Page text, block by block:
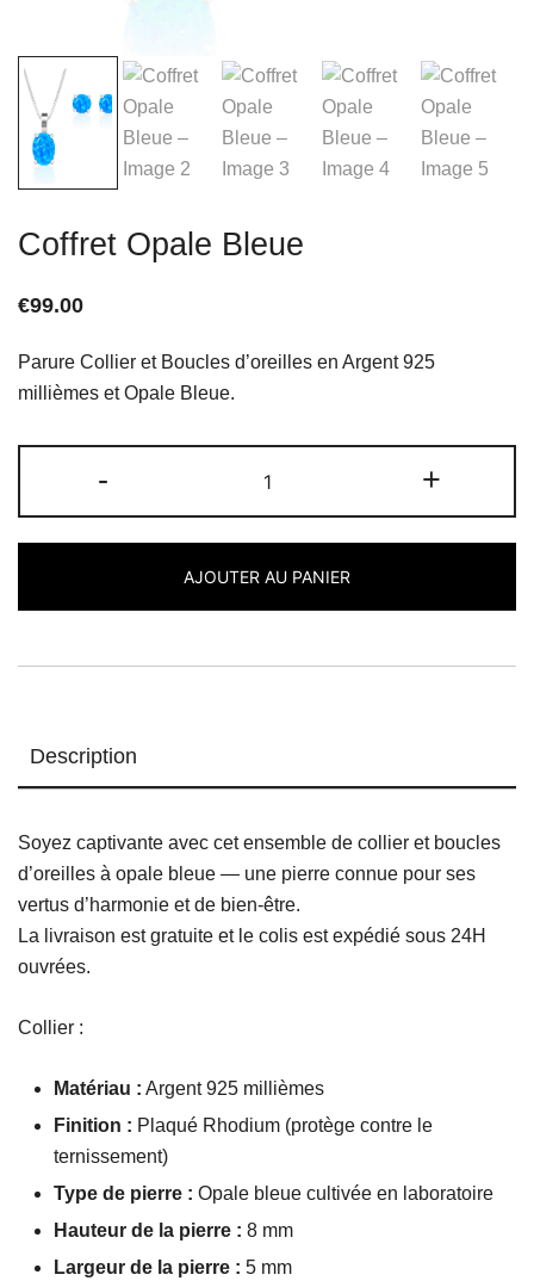
Coffret Opale Bleue
€99.00
Parure Collier et Boucles d’oreilles en Argent 925
millièmes et Opale Bleue.
-
de
Coffret
Bleue
+
AJOUTER AU PANIER
Description
Soyez captivante avec cet ensemble de collier et boucles
d’oreilles à opale bleue — une pierre connue pour ses
vertus d’harmonie et de bien-être.
La livraison est gratuite et le colis est expédié sous 24H
ouvrées.
Collier :
Matériau : Argent 925 millièmes
Finition : Plaqué Rhodium (protège contre le
ternissement)
Type de pierre : Opale bleue cultivée en laboratoire
Hauteur de la pierre : 8 mm
Largeur de la pierre : 5 mm